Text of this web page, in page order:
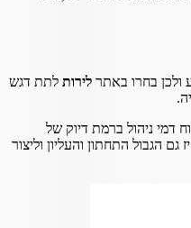
ולכן בחרו באתר לירות לתת דגש
דמי ניהול ברמת דיוק של
ניתן להזיז גם הגבול התחתון והעליון וליצור